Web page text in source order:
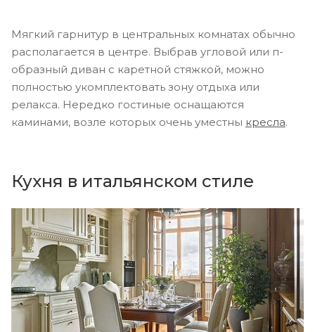
Мягкий гарнитур в центральных комнатах обычно
располагается в центре. Выбрав угловой или п-
образный диван с каретной стяжкой, можно
полностью укомплектовать зону отдыха или
релакса. Нередко гостиные оснащаются
каминами, возле которых очень уместны кресла.
Кухня в итальянском стиле